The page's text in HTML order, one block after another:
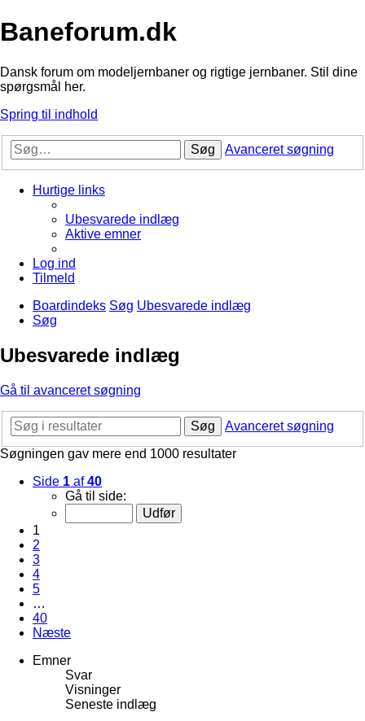
Baneforum.dk
Dansk forum om modeljernbaner og rigtige jernbaner. Stil dine
spørgsmål her.
Spring til indhold
Søg Avanceret søgning
Hurtige links
Ubesvarede indlæg
Aktive emner
Log ind
Tilmeld
Boardindeks Søg Ubesvarede indlæg
Søg
Ubesvarede indlæg
Gå til avanceret søgning
Søg
Avanceret søgning
Søgningen gav mere end 1000 resultater
Side 1 af40
Gå til side:
1
2
3
4
5
…
40
Næste
Emner
Svar
Visninger
Seneste indlæg